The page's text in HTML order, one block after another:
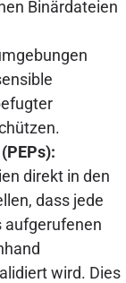
Binärdateien
direkt in den
dass jede
aufgerufenen
wird. Dies